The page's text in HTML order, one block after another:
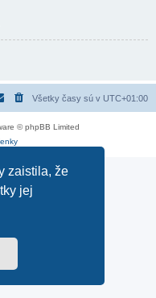
zaistila, že
jej
Všetky časy sú v UTC+01:00
© phpBB Limited